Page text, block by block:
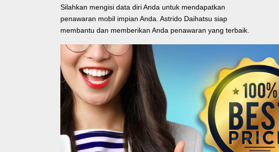
Silahkan mengisi data diri Anda untuk mendapatkan
penawaran mobil impian Anda. Astrido Daihatsu siap
membantu dan memberikan Anda penawaran yang terbaik.